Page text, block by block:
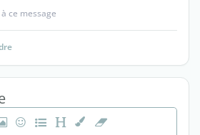
ce message